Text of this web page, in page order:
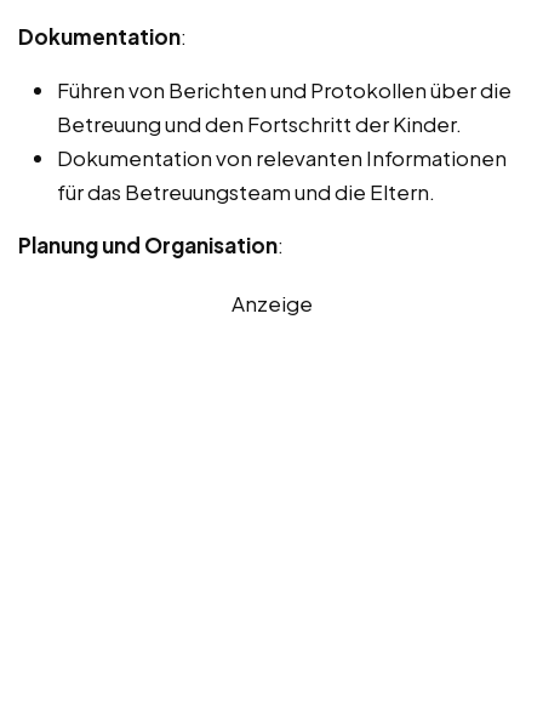
Dokumentation:
Führen von Berichten und Protokollen über die
Betreuung und den Fortschritt der Kinder.
Dokumentation von relevanten Informationen
für das Betreuungsteam und die Eltern.
Planung und Organisation:
Anzeige